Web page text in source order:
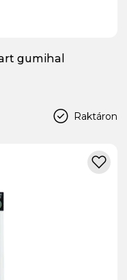
gumihal
Raktáron